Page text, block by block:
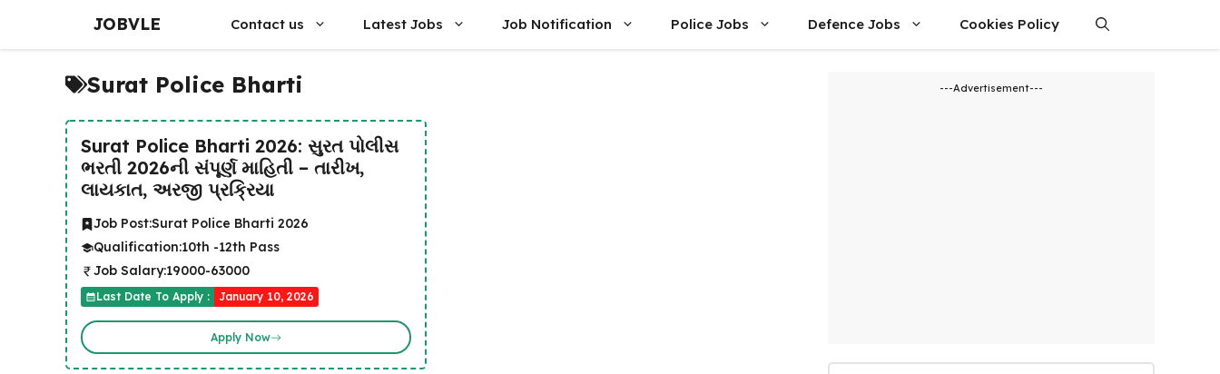
content
JOBVLE Contact us Latest Jobs Job Notification Police Jobs Defence Jobs Cookies Policy
Surat Police Bharti
Surat Police Bharti 2026: સુરત પોલીસ
ભરતી 2026ની સંપૂર્ણ માહિતી – તારીખ,
લાયકાત, અરજી પ્રક્રિયા
Job Post:Surat Police Bharti 2026
Qualification:10th -12th Pass
Job Salary:19000-63000
Last Date To Apply : January 10, 2026
Apply Now
---Advertisement---